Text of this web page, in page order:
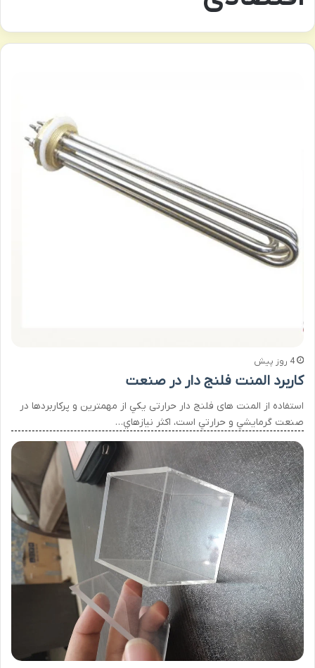
4 روز پیش
کاربرد المنت فلنج دار در صنعت
استفاده از المنت های فلنج دار حرارتی يکي از مهمترين و پرکاربردها در
صنعت گرمايشي و حرارتي است، اکثر نيازهاي…